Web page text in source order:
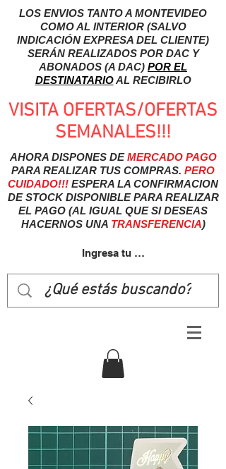
LOS ENVIOS TANTO A MONTEVIDEO
COMO AL INTERIOR (SALVO
INDICACIÓN EXPRESA DEL CLIENTE)
SERÁN REALIZADOS POR DAC Y
ABONADOS (A DAC) POR EL
DESTINATARIOAL RECIBIRLO
VISITA OFERTAS/OFERTAS
SEMANALES!!!
AHORA DISPONES DEMERCADO PAGO
PARA REALIZAR TUS COMPRAS. PERO
CUIDADO!!! ESPERA LA CONFIRMACION
DE STOCK DISPONIBLE PARA REALIZAR
EL PAGO (AL IGUAL QUE SI DESEAS
HACERNOS UNA TRANSFERENCIA)
Ingresa tu usuairo